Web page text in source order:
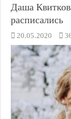
Даша
расписались
20.05.2020